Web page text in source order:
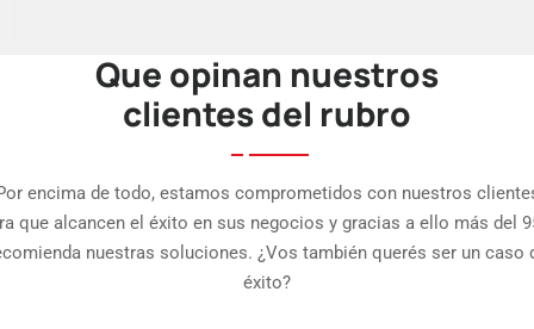
Que opinan nuestros
clientes del rubro
encima de todo, estamos comprometidos con nuestros
que alcancen el éxito en sus negocios y gracias a ello más del
nuestras soluciones. ¿Vos también querés ser un caso
éxito?